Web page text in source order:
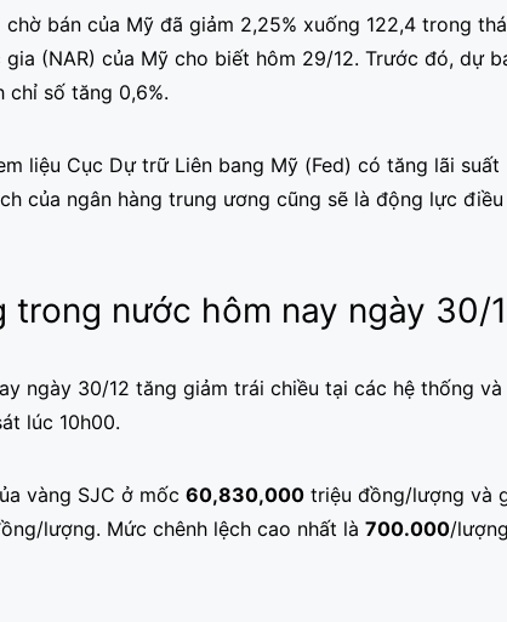
bán của Mỹ đã giảm 2,25% xuống 122,4 trong
(NAR) của Mỹ cho biết hôm 29/12. Trước đó, dự
chỉ số tăng 0,6%.
liệu Cục Dự trữ Liên bang Mỹ (Fed) có tăng lãi suất
của ngân hàng trung ương cũng sẽ là động lực
trong nước hôm nay ngày 30/
ngày 30/12 tăng giảm trái chiều tại các hệ thống
lúc 10h00.
vàng SJC ở mốc 60,830,000 triệu đồng/lượng và
lượng. Mức chênh lệch cao nhất là 700.000/